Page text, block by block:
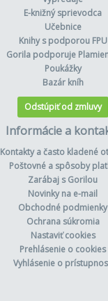
E-knižný sprievodca
Učebnice
Knihy s podporou FPU
Gorila podporuje
Poukážky
Bazár kníh
Odstúpiť od zmluvy
Informácie a
Kontakty a často kladené
Poštovné a spôsoby
Zarábaj s Gorilou
Novinky na e-mail
Obchodné podmienky
Ochrana súkromia
Nastaviť cookies
Prehlásenie o cookies
Vyhlásenie o